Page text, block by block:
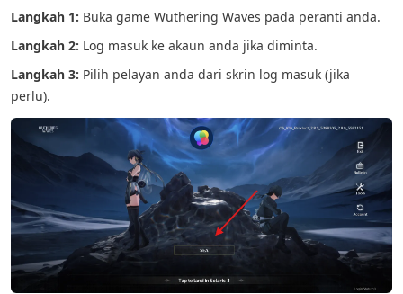
Langkah 1: Buka game Wuthering Waves pada peranti anda.
Langkah 2: Log masuk ke akaun anda jika diminta.
Langkah 3: Pilih pelayan anda dari skrin log masuk (jika
perlu).